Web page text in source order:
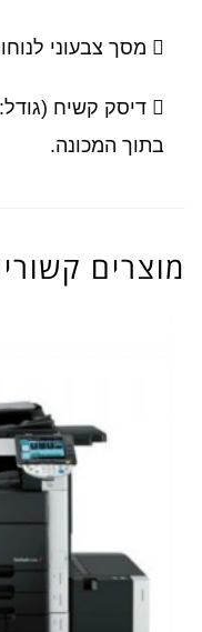
 מסך צבעוני לנוחות התפעול (גודל 8.5").
בתוך המכונה.
מוצרים